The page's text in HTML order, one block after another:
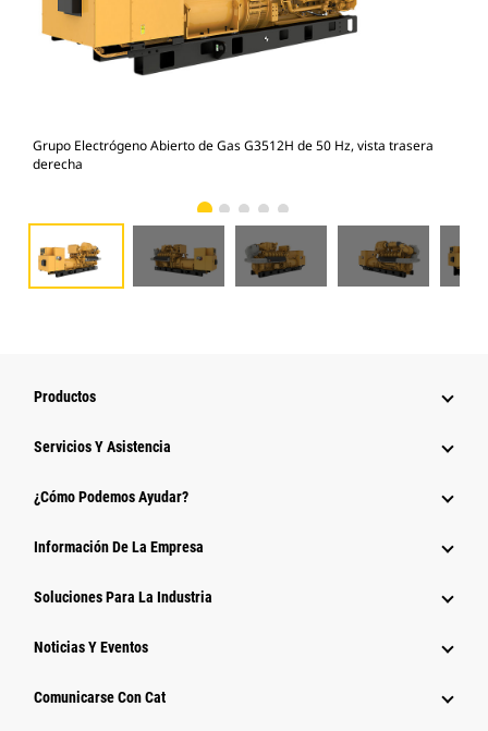
Grupo Electrógeno Abierto de Gas G3512H de 50 Hz, vista trasera
derecha
Productos
Servicios Y Asistencia
¿Cómo Podemos Ayudar?
Información De La Empresa
Soluciones Para La Industria
Noticias Y Eventos
Comunicarse Con Cat